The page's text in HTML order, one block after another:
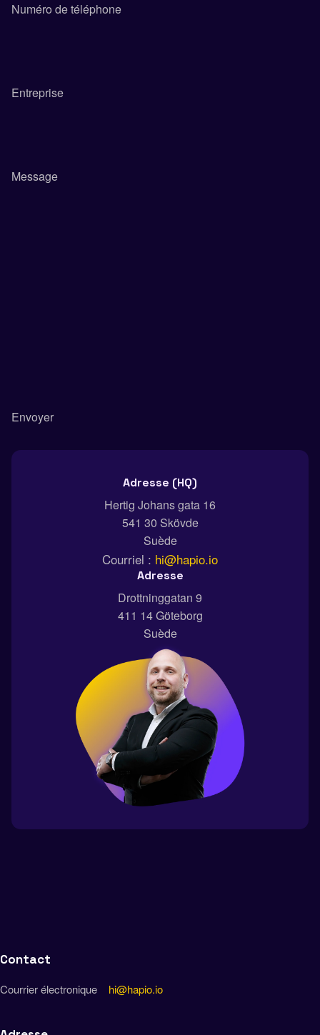
Numéro de téléphone
Entreprise
Message
Adresse (HQ)
Hertig Johans gata 16
541 30 Skövde
Suède
Courriel : hi@hapio.io
Adresse
Drottninggatan 9
411 14 Göteborg
Suède
Contact
Courrier électronique hi@hapio.io